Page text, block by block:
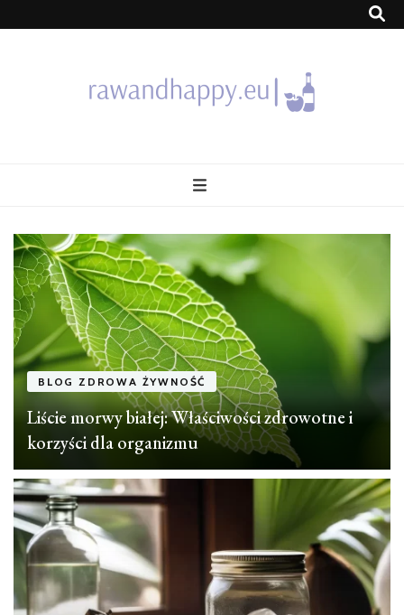
BLOG ZDROWA ŻYWNOŚĆ
Liście morwy białej: Właściwości zdrowotne i
korzyści dla organizmu